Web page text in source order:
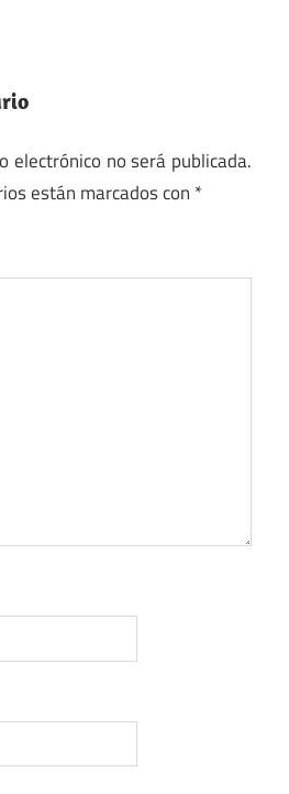
electrónico no será publicada.
están marcados con *